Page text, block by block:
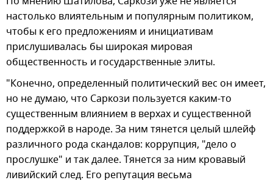
настолько влиятельным и популярным политиком,
чтобы к его предложениям и инициативам
прислушивалась бы широкая мировая
общественность и государственные элиты.
"Конечно, определенный политический вес он имеет,
но не думаю, что Саркози пользуется каким-то
существенным влиянием в верхах и существенной
поддержкой в народе. За ним тянется целый шлейф
различного рода скандалов: коррупция, "дело о
прослушке" и так далее. Тянется за ним кровавый
ливийский след. Его репутация весьма